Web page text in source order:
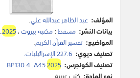
المؤلف: عبد الظاهر عبدالله علي.
بيانات النشر: مسقط: مكتبة بيروت،2025
.
المواضيع: تفسير القرآن الكريم.
تصنيف ديوي: 227.6 الإسرائيليات.
تصنيف الكونجرس:
BP130.4 .A452025
نوع المادة: كتب عربية